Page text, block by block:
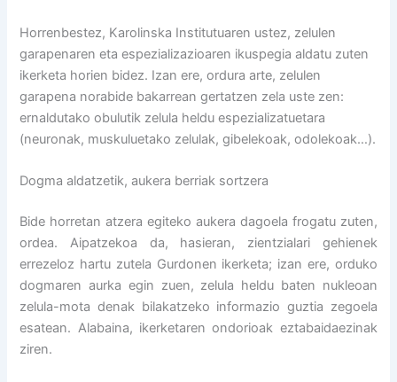
Horrenbestez, Karolinska Institutuaren ustez, zelulen
garapenaren eta espezializazioaren ikuspegia aldatu zuten
ikerketa horien bidez. Izan ere, ordura arte, zelulen
garapena norabide bakarrean gertatzen zela uste zen:
ernaldutako obulutik zelula heldu espezializatuetara
(neuronak, muskuluetako zelulak, gibelekoak, odolekoak…).
Dogma aldatzetik, aukera berriak sortzera
Bide horretan atzera egiteko aukera dagoela frogatu zuten,
ordea. Aipatzekoa da, hasieran, zientzialari gehienek
errezeloz hartu zutela Gurdonen ikerketa; izan ere, orduko
dogmaren aurka egin zuen, zelula heldu baten nukleoan
zelula-mota denak bilakatzeko informazio guztia zegoela
esatean. Alabaina, ikerketaren ondorioak eztabaidaezinak
ziren.